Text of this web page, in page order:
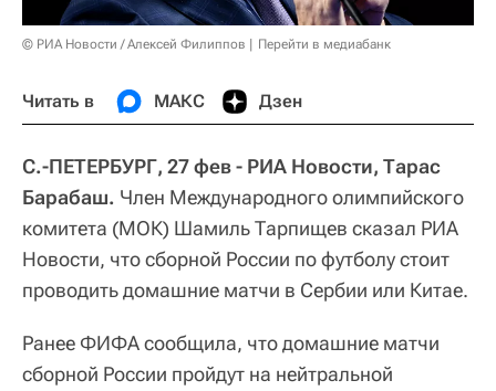
© РИА Новости / Алексей Филиппов Перейти в медиабанк
Читать в МАКС Дзен
С.-ПЕТЕРБУРГ, 27 фев - РИА Новости, Тарас
Барабаш. Член Международного олимпийского
комитета (МОК) Шамиль Тарпищев сказал РИА
Новости, что сборной России по футболу стоит
проводить домашние матчи в Сербии или Китае.
Ранее ФИФА сообщила, что домашние матчи
сборной России пройдут на нейтральной